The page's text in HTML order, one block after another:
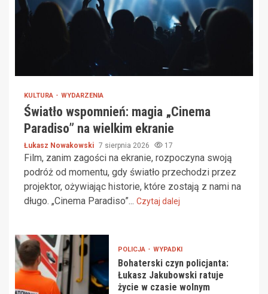
KULTURA WYDARZENIA
Światło wspomnień: magia „Cinema
Paradiso” na wielkim ekranie
Łukasz Nowakowski 7 sierpnia 2026 17
Film, zanim zagości na ekranie, rozpoczyna swoją
podróż od momentu, gdy światło przechodzi przez
projektor, ożywiając historie, które zostają z nami na
długo. „Cinema Paradiso”... Czytaj dalej
POLICJA WYPADKI
Bohaterski czyn policjanta:
Łukasz Jakubowski ratuje
życie w czasie wolnym